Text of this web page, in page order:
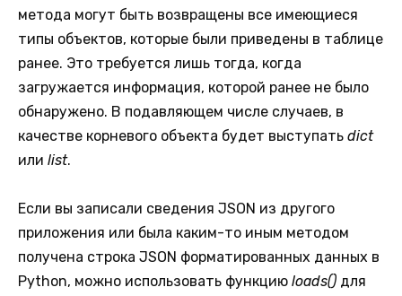
метода могут быть возвращены все имеющиеся
типы объектов, которые были приведены в таблице
ранее. Это требуется лишь тогда, когда
загружается информация, которой ранее не было
обнаружено. В подавляющем числе случаев, в
качестве корневого объекта будет выступать dict
или list.
Если вы записали сведения JSON из другого
приложения или была каким-то иным методом
получена строка JSON форматированных данных в
Python, можно использовать функцию loads() для